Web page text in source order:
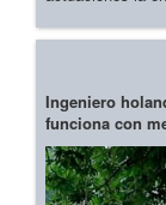
Ingeniero
funciona con